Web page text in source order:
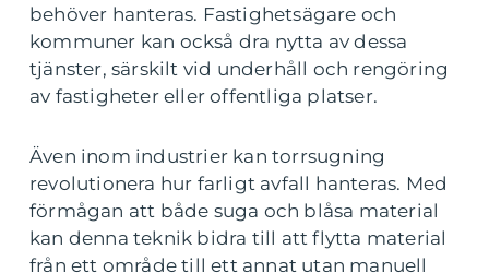
behöver hanteras. Fastighetsägare och
kommuner kan också dra nytta av dessa
tjänster, särskilt vid underhåll och rengöring
av fastigheter eller offentliga platser.
Även inom industrier kan torrsugning
revolutionera hur farligt avfall hanteras. Med
förmågan att både suga och blåsa material
kan denna teknik bidra till att flytta material
från ett område till ett annat utan manuell